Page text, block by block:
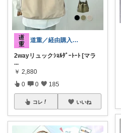
道重／経由購入ありがとうございます_)m
2wayリュックｼｮﾙﾀﾞｰﾄｰﾄ [マラ
...
￥ 2,880
0 0 185
コレ いいね